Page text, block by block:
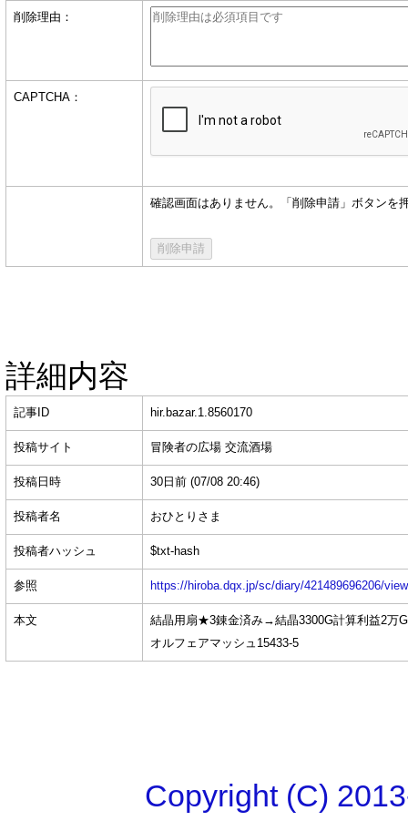
削除理由：
CAPTCHA：
確認画面はありません。「削除申請」ボタンを
詳細内容
記事ID hir.bazar.1.8560170
投稿サイト 冒険者の広場 交流酒場
投稿日時 30日前 (07/08 20:46)
投稿者名 おひとりさま
投稿者ハッシュ $txt-hash
参照 https://hiroba.dqx.jp/sc/diary/421489696206/
本文
結晶用扇★3錬金済み→結晶3300G計算利益2万
オルフェアマッシュ15433-5
Copyright (C)